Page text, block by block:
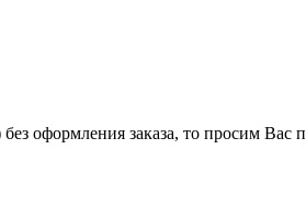
без оформления заказа, то просим Вас